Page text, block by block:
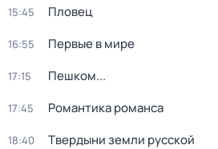
15:45 Пловец
16:55 Первые в мире
17:15 Пешком...
17:45 Романтика романса
18:40 Твердыни земли русской